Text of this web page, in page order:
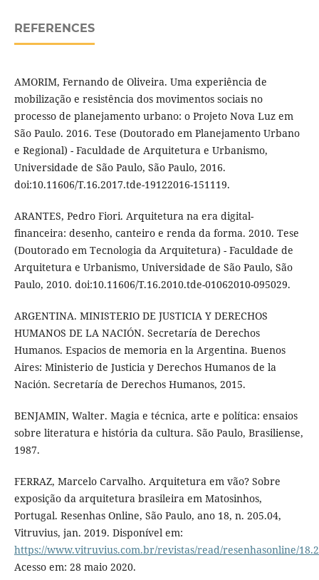
REFERENCES
AMORIM, Fernando de Oliveira. Uma experiência de
mobilização e resistência dos movimentos sociais no
processo de planejamento urbano: o Projeto Nova Luz em
São Paulo. 2016. Tese (Doutorado em Planejamento Urbano
e Regional) - Faculdade de Arquitetura e Urbanismo,
Universidade de São Paulo, São Paulo, 2016.
doi:10.11606/T.16.2017.tde-19122016-151119.
ARANTES, Pedro Fiori. Arquitetura na era digital-
financeira: desenho, canteiro e renda da forma. 2010. Tese
(Doutorado em Tecnologia da Arquitetura) - Faculdade de
Arquitetura e Urbanismo, Universidade de São Paulo, São
Paulo, 2010. doi:10.11606/T.16.2010.tde-01062010-095029.
ARGENTINA. MINISTERIO DE JUSTICIA Y DERECHOS
HUMANOS DE LA NACIÓN. Secretaría de Derechos
Humanos. Espacios de memoria en la Argentina. Buenos
Aires: Ministerio de Justicia y Derechos Humanos de la
Nación. Secretaría de Derechos Humanos, 2015.
BENJAMIN, Walter. Magia e técnica, arte e política: ensaios
sobre literatura e história da cultura. São Paulo, Brasiliense,
1987.
FERRAZ, Marcelo Carvalho. Arquitetura em vão? Sobre
exposição da arquitetura brasileira em Matosinhos,
Portugal. Resenhas Online, São Paulo, ano 18, n. 205.04,
Vitruvius, jan. 2019. Disponível em:
https://www.vitruvius.com.br/revistas/read/resenhasonline/
Acesso em: 28 maio 2020.